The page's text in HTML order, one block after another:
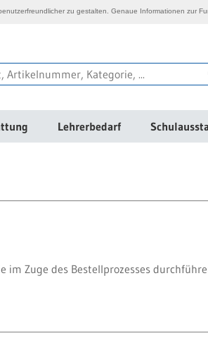
Lehrerbedarf
im Zuge des Bestellprozesses
zu gestalten. Genaue Informationen zur